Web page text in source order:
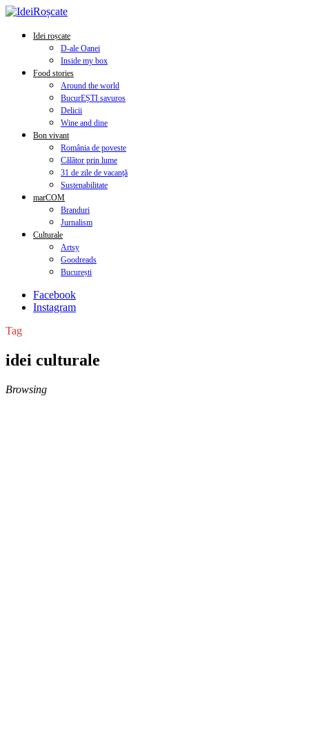
Idei roșcate
D-ale Oanei
Inside my box
Food stories
Around the world
BucurEȘTI savuros
Delicii
Wine and dine
Bon vivant
România de poveste
Călător prin lume
31 de zile de vacanță
Sustenabilitate
marCOM
Branduri
Jurnalism
Culturale
Artsy
Goodreads
București
Facebook
Instagram
Tag
idei culturale
Browsing